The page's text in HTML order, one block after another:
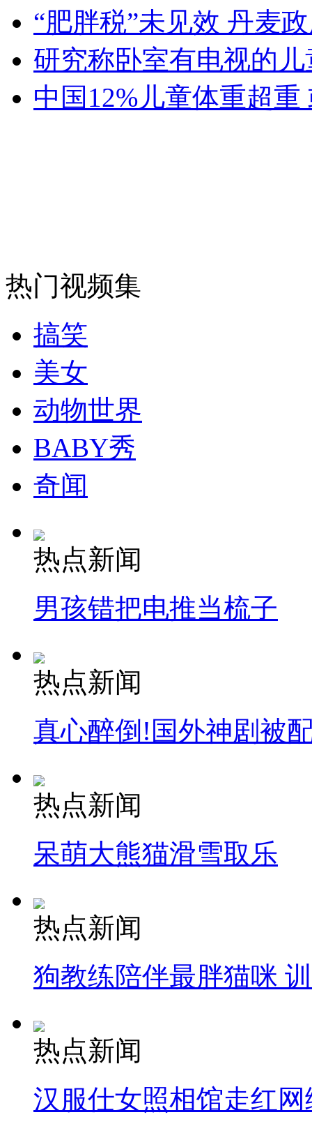
无痛分娩是否安全 医生回应
外交部：反对强权政治霸凌主义
走！跟着总书记去植树
消防员救轻生者
纽约上演“枕头大战”
司机酒驾遇交警 急速倒车逃窜
“肥胖税”未见效 丹麦
研究称卧室有电视的
中国12%儿童体重超
热门视频集
搞笑
美女
动物世界
BABY秀
奇闻
热点新闻
男孩错把电推当梳子
热点新闻
真心醉倒!国外神剧被
热点新闻
呆萌大熊猫滑雪取乐
热点新闻
狗教练陪伴最胖猫咪
热点新闻
汉服仕女照相馆走红网